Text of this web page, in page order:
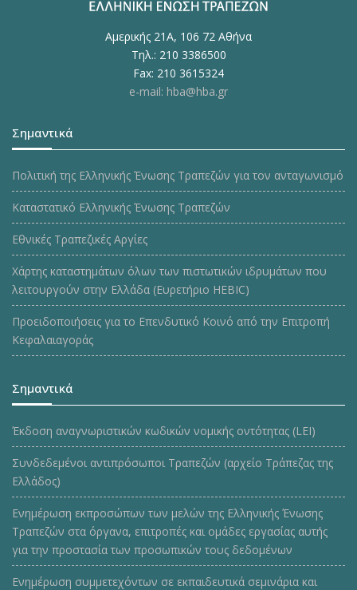
Αμερικής 21Α, 106 72 Αθήνα
Τηλ.: 210 3386500
Fax: 210 3615324
e-mail: hba@hba.gr
Σημαντικά
Πολιτική της Ελληνικής Ένωσης Τραπεζών για τον ανταγωνισμό
Καταστατικό Ελληνικής Ένωσης Τραπεζών
Εθνικές Τραπεζικές Αργίες
Χάρτης καταστημάτων όλων των πιστωτικών ιδρυμάτων που
λειτουργούν στην Ελλάδα (Ευρετήριο HEBIC)
Προειδοποιήσεις για το Επενδυτικό Κοινό από την Επιτροπή
Κεφαλαιαγοράς
Σημαντικά
Έκδοση αναγνωριστικών κωδικών νομικής οντότητας (LEI)
Συνδεδεμένοι αντιπρόσωποι Τραπεζών (αρχείο Τράπεζας της
Ελλάδος)
Ενημέρωση εκπροσώπων των μελών της Ελληνικής Ένωσης
Τραπεζών στα όργανα, επιτροπές και ομάδες εργασίας αυτής
για την προστασία των προσωπικών τους δεδομένων
Ενημέρωση συμμετεχόντων σε εκπαιδευτικά σεμινάρια και